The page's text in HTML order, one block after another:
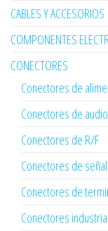
CABLES Y ACCESORIOS
COMPONENTES
CONECTORES
Conectores de
Conectores de
Conectores de R/F
Conectores de señal
Conectores de
Conectores